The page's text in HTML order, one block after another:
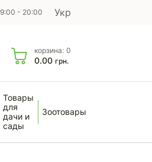
- 20:00 Укр
корзина: 0
0.00 грн.
Товары
для
дачи и
сады
Зоотовары